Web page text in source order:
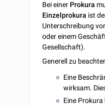
Bei einer Prokura
Einzelprokura ist
Unterschreibung
oder einem
Gesellschaft).
Generell zu
Eine
wirksam.
Eine